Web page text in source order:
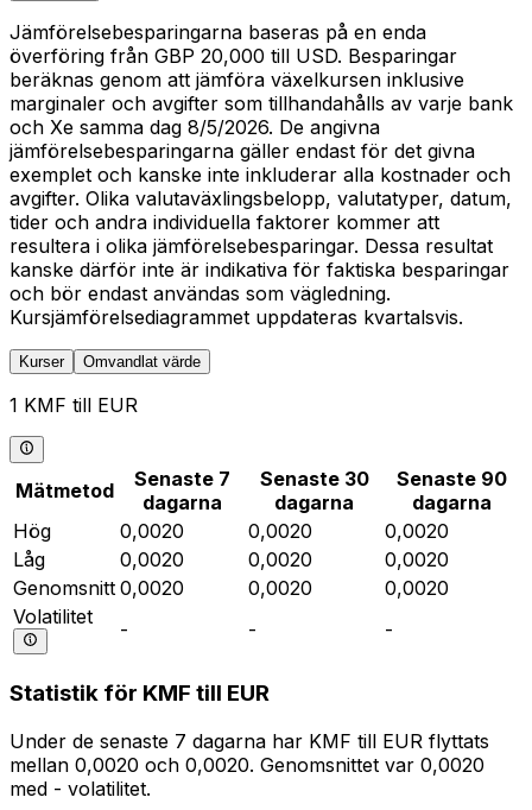
Jämförelsebesparingarna baseras på en enda
överföring från GBP 20,000 till USD. Besparingar
beräknas genom att jämföra växelkursen inklusive
marginaler och avgifter som tillhandahålls av varje bank
och Xe samma dag 8/5/2026. De angivna
jämförelsebesparingarna gäller endast för det givna
exemplet och kanske inte inkluderar alla kostnader och
avgifter. Olika valutaväxlingsbelopp, valutatyper, datum,
tider och andra individuella faktorer kommer att
resultera i olika jämförelsebesparingar. Dessa resultat
kanske därför inte är indikativa för faktiska besparingar
och bör endast användas som vägledning.
Kursjämförelsediagrammet uppdateras kvartalsvis.
Kurser Omvandlat värde
1 KMF till EUR
Mätmetod
Senaste 7
dagarna
Senaste 30
dagarna
Senaste 90
dagarna
Hög
0,0020 0,0020
0,0020
Låg
0,0020 0,0020
0,0020
Genomsnitt 0,0020 0,0020
0,0020
Volatilitet
- - -
Statistik för KMF till EUR
Under de senaste 7 dagarna har KMF till EUR flyttats
mellan 0,0020 och 0,0020. Genomsnittet var 0,0020
med - volatilitet.